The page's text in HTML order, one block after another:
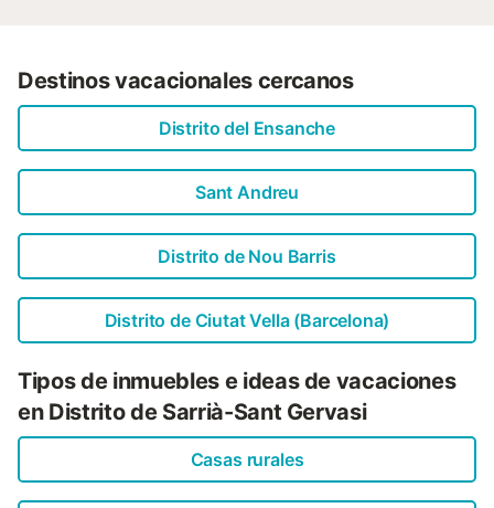
Destinos vacacionales cercanos
Distrito del Ensanche
Sant Andreu
Distrito de Nou Barris
Distrito de Ciutat Vella (Barcelona)
Tipos de inmuebles e ideas de vacaciones
en Distrito de Sarrià-Sant Gervasi
Casas rurales